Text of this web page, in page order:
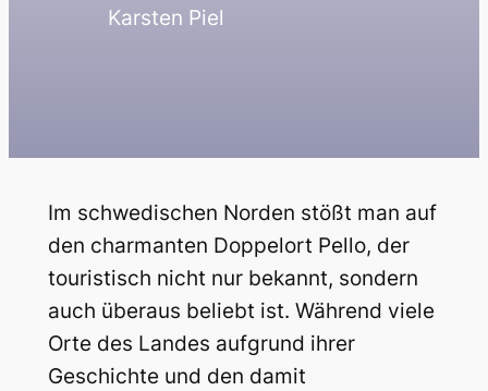
Karsten Piel
Im schwedischen Norden stößt man auf
den charmanten Doppelort Pello, der
touristisch nicht nur bekannt, sondern
auch überaus beliebt ist. Während viele
Orte des Landes aufgrund ihrer
Geschichte und den damit